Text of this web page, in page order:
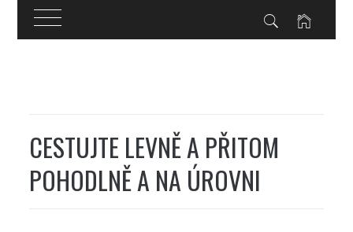
CESTUJTE LEVNĚ A PŘITOM
POHODLNĚ A NA ÚROVNI